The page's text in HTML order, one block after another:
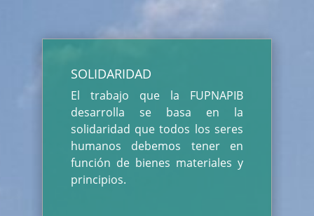
SOLIDARIDAD
El trabajo que la FUPNAPIB
desarrolla se basa en la
solidaridad que todos los seres
humanos debemos tener en
función de bienes materiales y
principios.